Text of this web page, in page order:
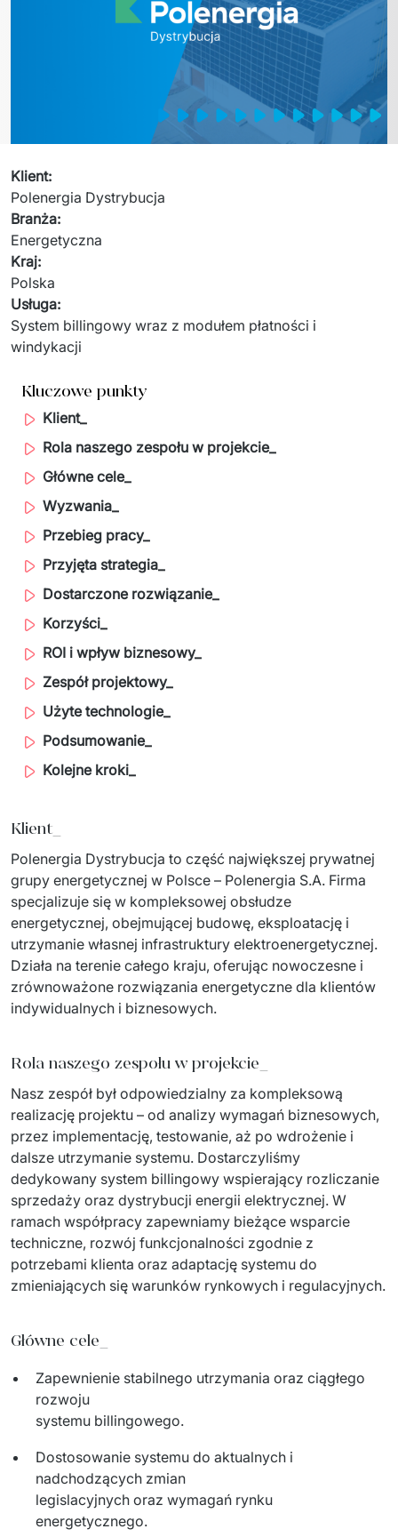
Integracja systemów IT
↳ AI Consultation
↳ AI Solutions
Migracja Systemów IT
↳ Migracja do chmury Azure
↳ Migracje Chmurowe
↳ Audyt aplikacji legacy
Dedykowany zespół IT
Staff Augumentation
Audyty i doradztwo
Managed IT & Outsourcing
Serwis IT i AGD
↳ Serwis RTV i AGD
Dystrybucja i Produkty
Produkty z obszaru Przemysł 4.0
IT Service Management - ITSM
Systemy wspomagania decyzji (DSS)
Marketplace
System Rejestracji Czasu Pracy (EOSIC)
Start-upy i Scale-upy
Sprzęt drukujący - sklep
Klient:
Polenergia Dystrybucja
Branża:
Energetyczna
Kraj:
Polska
Usługa:
System billingowy wraz z modułem płatności i
windykacji
Kluczowe punkty
Klient_
Rola naszego zespołu w projekcie_
Główne cele_
Wyzwania_
Przebieg pracy_
Przyjęta strategia_
Dostarczone rozwiązanie_
Korzyści_
ROI i wpływ biznesowy_
Zespół projektowy_
Użyte technologie_
Podsumowanie_
Kolejne kroki_
Klient_
Polenergia Dystrybucja to część największej prywatnej
grupy energetycznej w Polsce – Polenergia S.A. Firma
specjalizuje się w kompleksowej obsłudze
energetycznej, obejmującej budowę, eksploatację i
utrzymanie własnej infrastruktury elektroenergetycznej.
Działa na terenie całego kraju, oferując nowoczesne i
zrównoważone rozwiązania energetyczne dla klientów
indywidualnych i biznesowych.
Rola naszego zespołu w projekcie_
Nasz zespół był odpowiedzialny za kompleksową
realizację projektu – od analizy wymagań biznesowych,
przez implementację, testowanie, aż po wdrożenie i
dalsze utrzymanie systemu. Dostarczyliśmy
dedykowany system billingowy wspierający rozliczanie
sprzedaży oraz dystrybucji energii elektrycznej. W
ramach współpracy zapewniamy bieżące wsparcie
techniczne, rozwój funkcjonalności zgodnie z
potrzebami klienta oraz adaptację systemu do
zmieniających się warunków rynkowych i regulacyjnych.
Główne cele_
Zapewnienie stabilnego utrzymania oraz ciągłego
rozwoju
systemu billingowego.
Dostosowanie systemu do aktualnych i
nadchodzących zmian
legislacyjnych oraz wymagań rynku
energetycznego.